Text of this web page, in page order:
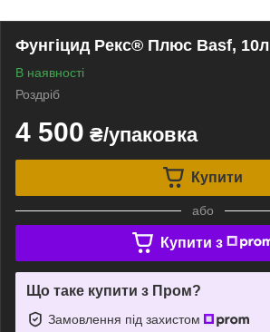
Фунгіцид Рекс® Плюс Basf, 10л
В наявності
Роздріб
4 500 ₴/упаковка
Купити
або
Купити з
Що таке купити з Пром?
Замовлення під захистом